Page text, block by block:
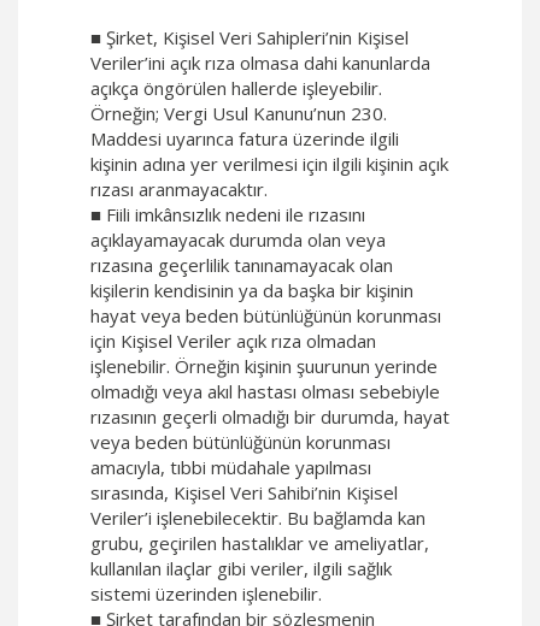
■ Şirket, Kişisel Veri Sahipleri’nin Kişisel
Veriler’ini açık rıza olmasa dahi kanunlarda
açıkça öngörülen hallerde işleyebilir.
Örneğin; Vergi Usul Kanunu’nun 230.
Maddesi uyarınca fatura üzerinde ilgili
kişinin adına yer verilmesi için ilgili kişinin açık
rızası aranmayacaktır.
■ Fiili imkânsızlık nedeni ile rızasını
açıklayamayacak durumda olan veya
rızasına geçerlilik tanınamayacak olan
kişilerin kendisinin ya da başka bir kişinin
hayat veya beden bütünlüğünün korunması
için Kişisel Veriler açık rıza olmadan
işlenebilir. Örneğin kişinin şuurunun yerinde
olmadığı veya akıl hastası olması sebebiyle
rızasının geçerli olmadığı bir durumda, hayat
veya beden bütünlüğünün korunması
amacıyla, tıbbi müdahale yapılması
sırasında, Kişisel Veri Sahibi’nin Kişisel
Veriler’i işlenebilecektir. Bu bağlamda kan
grubu, geçirilen hastalıklar ve ameliyatlar,
kullanılan ilaçlar gibi veriler, ilgili sağlık
sistemi üzerinden işlenebilir.
■ Şirket tarafından bir sözleşmenin